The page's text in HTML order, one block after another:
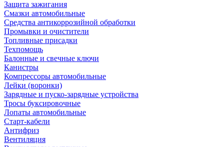
Защита зажигания
Смазки автомобильные
Средства антикоррозийной обработки
Промывки и очистители
Топливные присадки
Техпомощь
Балонные и свечные ключи
Канистры
Компрессоры автомобильные
Лейки (воронки)
Зарядные и пуско-зарядные устройства
Тросы буксировочные
Лопаты автомобильные
Старт-кабели
Антифриз
Вентиляция